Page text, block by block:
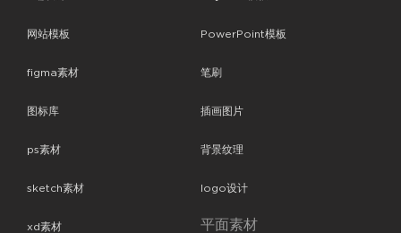
网站模板
figma素材
图标库
ps素材
sketch素材
xd素材
PowerPoint模板
笔刷
插画图片
背景纹理
logo设计
平面素材